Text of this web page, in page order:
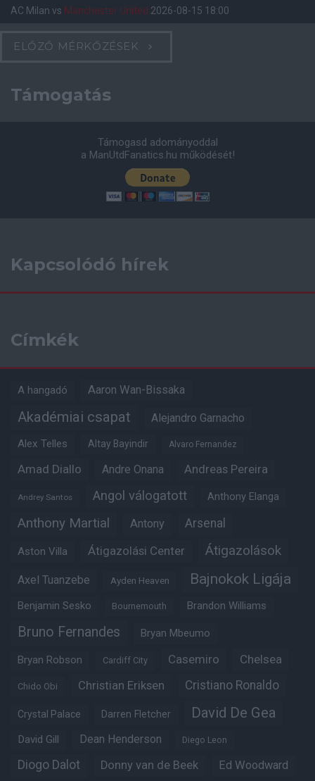
AC Milan vs Manchester United 2026-08-15 18:00
ELŐZŐ MÉRKŐZÉSEK
Támogatás
Támogasd adományoddal
a ManUtdFanatics.hu működését!
Kapcsolódó hírek
Címkék
A hangadó Aaron Wan-Bissaka
Akadémiai csapat Alejandro Garnacho
Alex Telles Altay Bayindir Alvaro Fernandez
Amad Diallo Andre Onana Andreas Pereira
Andrey Santos Angol válogatott Anthony Elanga
Anthony Martial Antony Arsenal
Aston Villa Átigazolási Center Átigazolások
Axel Tuanzebe Ayden Heaven Bajnokok Ligája
Benjamin Sesko Bournemouth Brandon Williams
Bruno Fernandes Bryan Mbeumo
Bryan Robson Cardiff City Casemiro Chelsea
Chido Obi Christian Eriksen Cristiano Ronaldo
Crystal Palace Darren Fletcher David De Gea
David Gill Dean Henderson Diego Leon
Diogo Dalot Donny van de Beek Ed Woodward